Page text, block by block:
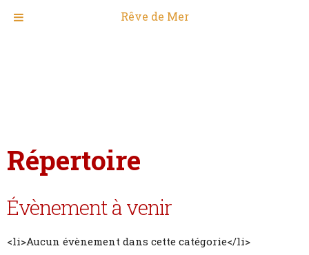
Répertoire
Évènement à venir
<li>Aucun évènement dans cette catégorie</li>
Rêve de Mer